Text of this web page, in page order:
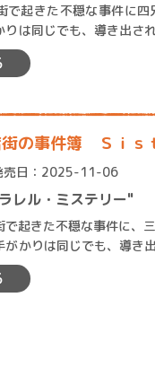
起きた不穏な事件に
りは同じでも、導き出
真実を知るには…
の事件簿 Ｓｉｓ
売日：2025-11-06
レル・ミステリー"
起きた不穏な事件に、
がかりは同じでも、導
つの真実を知…